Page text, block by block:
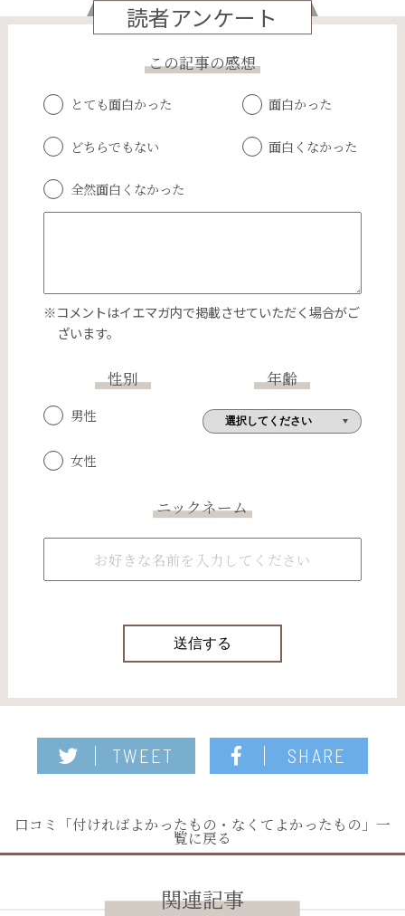
読者アンケート
この記事の感想
とても面白かった 面白かった
どちらでもない 面白くなかった
全然面白くなかった
※コメントはイエマガ内で掲載させていただく場合がご
ざいます。
性別
男性
女性
年齢
ニックネーム
TWEET SHARE
口コミ「付ければよかったもの・なくてよかったもの」一
覧に戻る
関連記事